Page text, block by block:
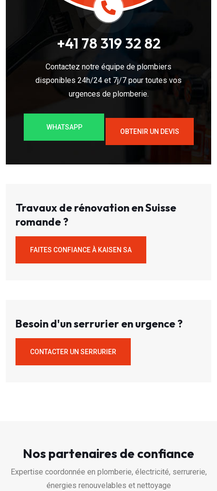
+41 78 319 32 82
Contactez notre équipe de plombiers
disponibles 24h/24 et 7j/7 pour toutes vos
urgences de plomberie.
WHATSAPP
OBTENIR UN DEVIS
Travaux de rénovation en Suisse
romande ?
FAITES CONFIANCE À KAISEN SA
Besoin d'un serrurier en urgence ?
CONTACTER UN SERRURIER
Nos partenaires de confiance
Expertise coordonnée en plomberie, électricité, serrurerie,
énergies renouvelables et nettoyage